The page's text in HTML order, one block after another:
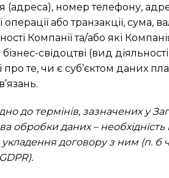
номер телефону,
або транзакції, сума,
Компанії та/або які
свідоцтві (вид
про те, чи є суб’єктом даних
до термінів, зазначених у
обробки даних –
договору з ним (п. б